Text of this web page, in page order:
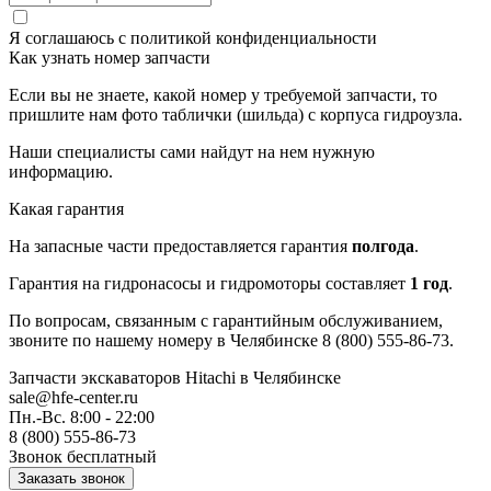
Я соглашаюсь с политикой конфиденциальности
Как узнать номер запчасти
Если вы не знаете, какой номер у требуемой запчасти, то
пришлите нам фото таблички (шильда) с корпуса гидроузла.
Наши специалисты сами найдут на нем нужную
информацию.
Какая гарантия
На запасные части предоставляется гарантия полгода.
Гарантия на гидронасосы и гидромоторы составляет 1 год.
По вопросам, связанным с гарантийным обслуживанием,
звоните по нашему номеру в Челябинске 8 (800) 555-86-73.
Запчасти экскаваторов Hitachi в Челябинске
sale@hfe-center.ru
Пн.-Вс. 8:00 - 22:00
8 (800) 555-86-73
Звонок бесплатный